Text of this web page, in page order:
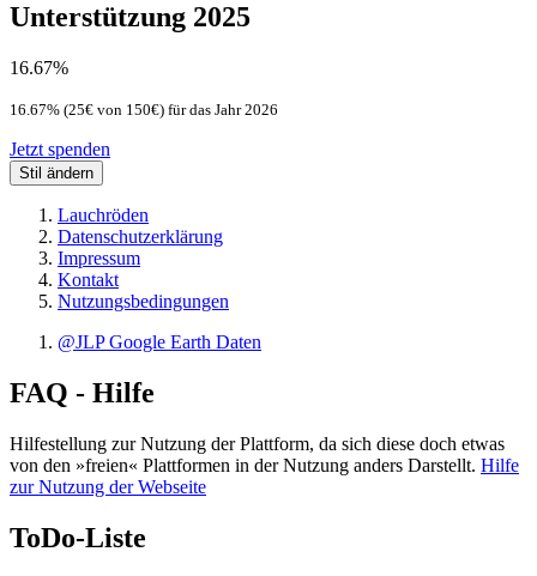
Unterstützung 2025
16.67%
16.67% (25€ von 150€) für das Jahr 2026
Jetzt spenden
Stil ändern
Lauchröden
Datenschutzerklärung
Impressum
Kontakt
Nutzungsbedingungen
@JLP Google Earth Daten
FAQ - Hilfe
Hilfestellung zur Nutzung der Plattform, da sich diese doch etwas
von den »freien« Plattformen in der Nutzung anders Darstellt. Hilfe
zur Nutzung der Webseite
ToDo-Liste